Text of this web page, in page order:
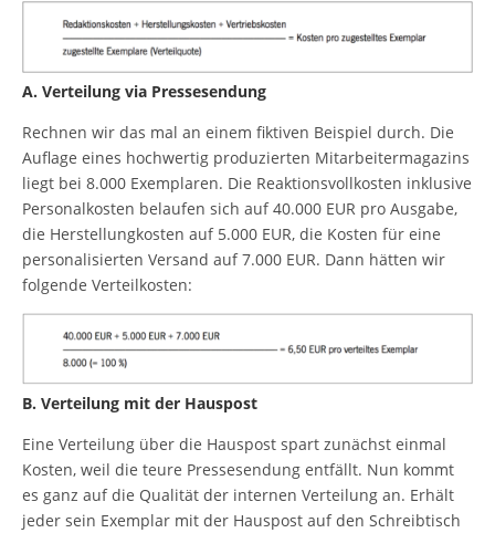
A. Verteilung via Pressesendung
Rechnen wir das mal an einem fiktiven Beispiel durch. Die
Auflage eines hochwertig produzierten Mitarbeitermagazins
liegt bei 8.000 Exemplaren. Die Reaktionsvollkosten inklusive
Personalkosten belaufen sich auf 40.000 EUR pro Ausgabe,
die Herstellungkosten auf 5.000 EUR, die Kosten für eine
personalisierten Versand auf 7.000 EUR. Dann hätten wir
folgende Verteilkosten:
B. Verteilung mit der Hauspost
Eine Verteilung über die Hauspost spart zunächst einmal
Kosten, weil die teure Pressesendung entfällt. Nun kommt
es ganz auf die Qualität der internen Verteilung an. Erhält
jeder sein Exemplar mit der Hauspost auf den Schreibtisch